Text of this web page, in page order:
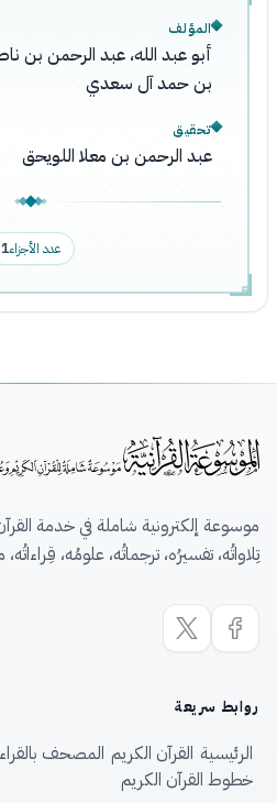
المؤلف
أبو عبد الله، عبد الرحمن بن
بن حمد آل سعدي
تحقيق
عبد الرحمن بن معلا اللويحق
عدد الأجزاء1
موسوعة إلكترونية شاملة في خدمة
تِلاواتُه، تفسيرُه، ترجماتُه، علومُه،
روابط سريعة
الرئيسية القرآن الكريم المصحف
خطوط القرآن الكريم